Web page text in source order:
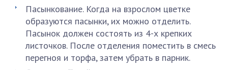
Пасынкование. Когда на взрослом цветке
образуются пасынки, их можно отделить.
Пасынок должен состоять из 4-х крепких
листочков. После отделения поместить в смесь
перегноя и торфа, затем убрать в парник.